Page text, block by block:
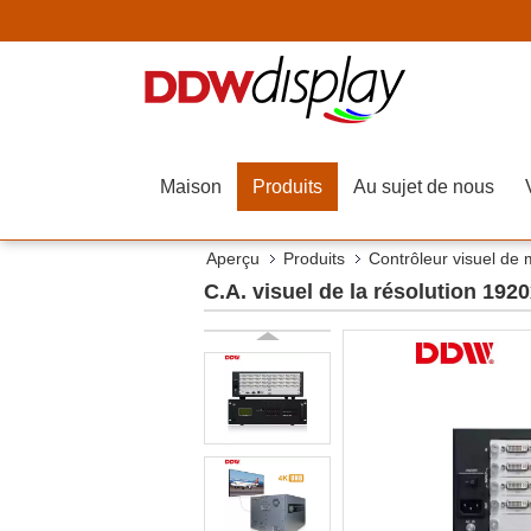
Maison Produits Au sujet de nous
Aperçu Produits Contrôleur visuel de
C.A. visuel de la résolution